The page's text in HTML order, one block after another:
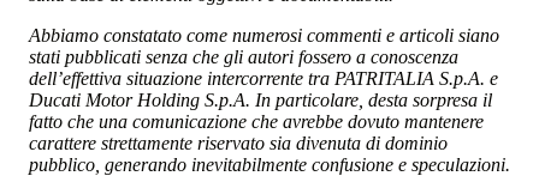
Abbiamo constatato come numerosi commenti e articoli siano
stati pubblicati senza che gli autori fossero a conoscenza
dell’effettiva situazione intercorrente tra PATRITALIA S.p.A. e
Ducati Motor Holding S.p.A. In particolare, desta sorpresa il
fatto che una comunicazione che avrebbe dovuto mantenere
carattere strettamente riservato sia divenuta di dominio
pubblico, generando inevitabilmente confusione e speculazioni.